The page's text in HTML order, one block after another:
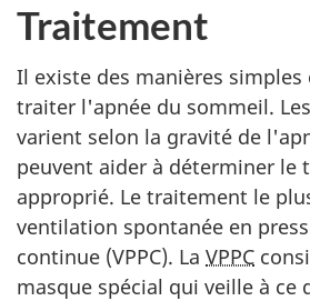
Traitement
Il existe des manières simples
traiter l'apnée du sommeil.
varient selon la gravité de
peuvent aider à déterminer le
approprié. Le traitement le
ventilation spontanée en
continue (VPPC). La VPPC
masque spécial qui veille à ce